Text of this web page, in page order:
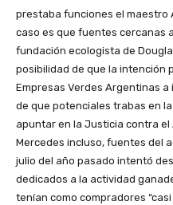
prestaba funciones el maestro
caso es que fuentes cercanas
fundación ecologista de
posibilidad de que la intención
Empresas Verdes Argentinas
de que potenciales trabas en
apuntar en la Justicia contra el
Mercedes incluso, fuentes del
julio del año pasado intentó
dedicados a la actividad
tenían como compradores